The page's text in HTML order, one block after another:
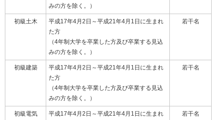
みの方を除く。）
初級土木
平成17年4月2日～平成21年4月1日に生まれ
た方
（4年制大学を卒業した方及び卒業する見込
みの方を除く。）
若干名
初級建築
平成17年4月2日～平成21年4月1日に生まれ
た方
（4年制大学を卒業した方及び卒業する見込
みの方を除く。）
若干名
初級電気
平成17年4月2日～平成21年4月1日に生まれ
若干名